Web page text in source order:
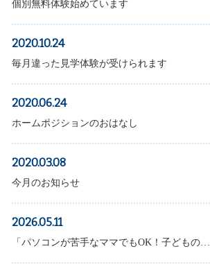
個別無料体験始めています
2020.10.24
毎月違った見学体験が受けられます
2020.06.24
ホームポジションのおはなし
2020.03.08
今月のお知らせ
2026.05.11
「パソコンが苦手なママでもOK！子どもの…